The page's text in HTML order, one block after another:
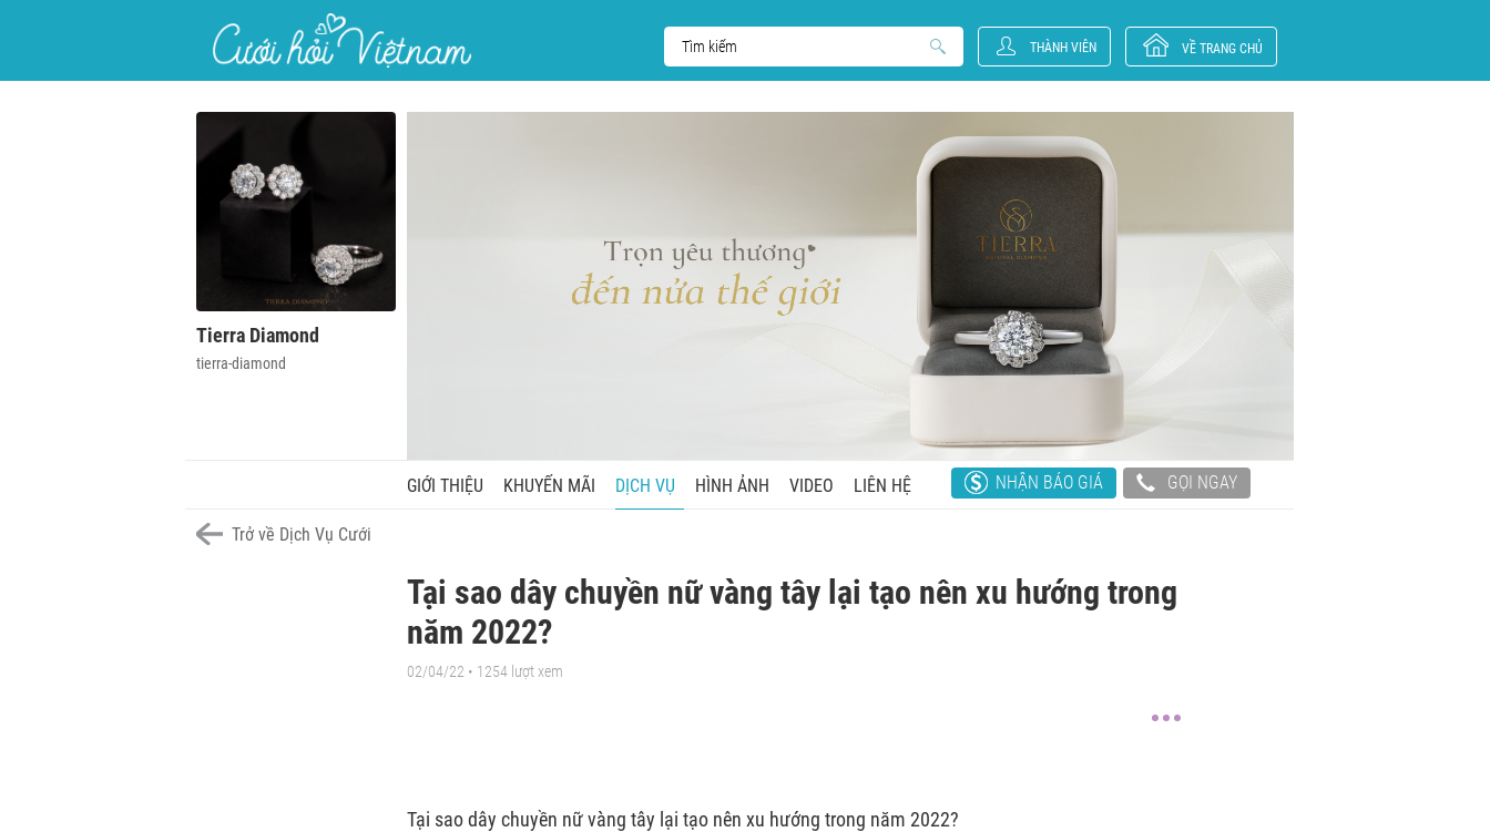
THÀNH VIÊN VỀ TRANG CHỦ
Tierra Diamond
tierra-diamond
GIỚI THIỆU KHUYẾN MÃI DỊCH VỤ HÌNH ẢNH VIDEO LIÊN HỆ NHẬN BÁO GIÁ GỌI NGAY
Trở về Dịch Vụ Cưới
Tại sao dây chuyền nữ vàng tây lại tạo nên xu hướng trong
năm 2022?
02/04/22 • 1254 lượt xem
Tại sao dây chuyền nữ vàng tây lại tạo nên xu hướng trong năm 2022?